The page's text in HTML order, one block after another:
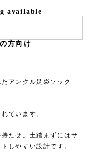
available
方向け
アンクル足袋ソック
ています。
たせ、土踏まずにはサ
しやすい設計です。